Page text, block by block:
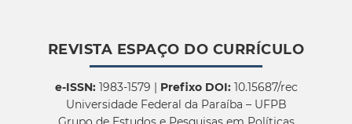
REVISTA ESPAÇO DO CURRÍCULO
e-ISSN:1983-1579 | Prefixo DOI:10.15687/rec
Universidade Federal da Paraíba – UFPB